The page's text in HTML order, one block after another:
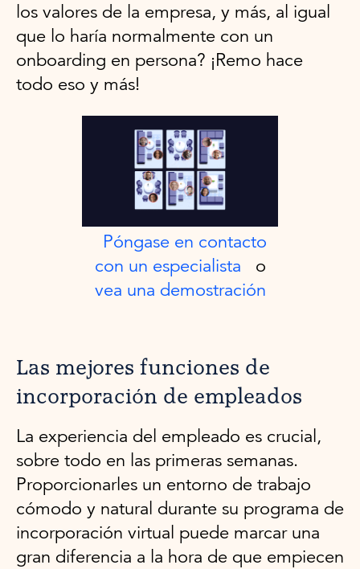
los valores de la empresa, y más, al igual
que lo haría normalmente con un
onboarding en persona? ¡Remo hace
todo eso y más!
Póngase en contacto
con un especialista
o
vea una demostración
Las mejores funciones de
incorporación de empleados
La experiencia del empleado es crucial,
sobre todo en las primeras semanas.
Proporcionarles un entorno de trabajo
cómodo y natural durante su programa de
incorporación virtual puede marcar una
gran diferencia a la hora de que empiecen